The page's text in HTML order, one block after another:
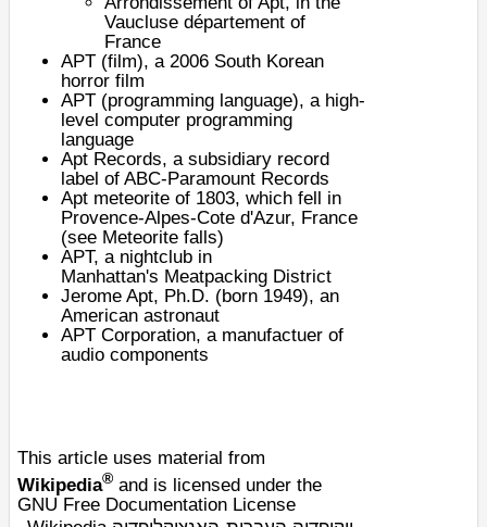
Vaucluse département of
France
APT (film), a 2006 South Korean
horror film
APT (programming language), a high-
level computer programming
language
Apt Records, a subsidiary record
label of ABC-Paramount Records
Apt meteorite of 1803, which fell in
Provence-Alpes-Cote d'Azur, France
(see Meteorite falls)
APT, a nightclub in
Manhattan's Meatpacking District
Jerome Apt, Ph.D. (born 1949), an
American astronaut
APT Corporation, a manufactuer of
audio components
This article uses material from
Wikipedia® and is licensed under the
GNU Free Documentation License